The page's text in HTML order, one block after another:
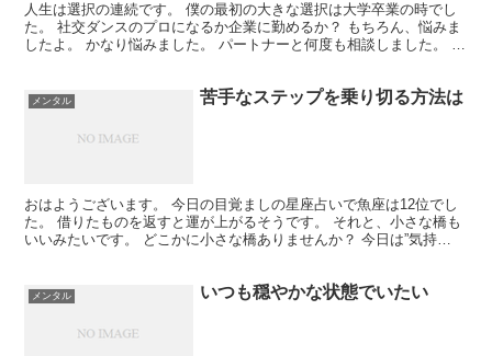
人生は選択の連続です。 僕の最初の大きな選択は大学卒業の時でし
た。 社交ダンスのプロになるか企業に勤めるか？ もちろん、悩みま
したよ。 かなり悩みました。 パートナーと何度も相談しました。 親
メンタル 苦手なステップを乗り切る方法は
おはようございます。 今日の目覚ましの星座占いで魚座は12位でし
た。 借りたものを返すと運が上がるそうです。 それと、小さな橋も
いいみたいです。 どこかに小さな橋ありませんか？ 今日は”気持
メンタル いつも穏やかな状態でいたい